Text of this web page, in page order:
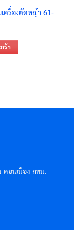
ครื่องตัดหญ้า 61-
ร้า
ดอนเมือง กทม.